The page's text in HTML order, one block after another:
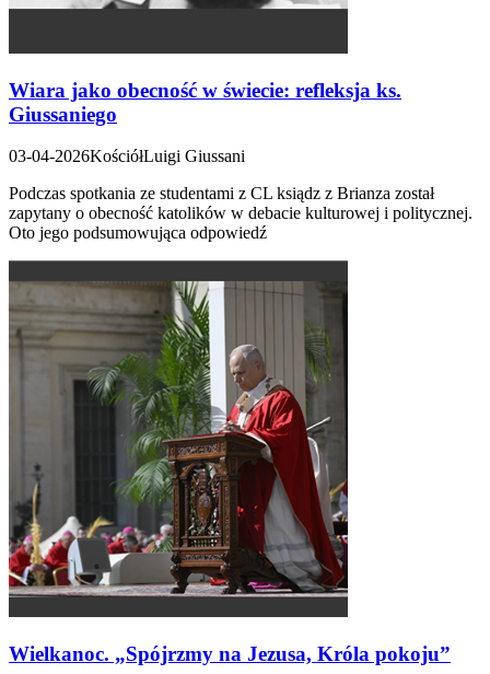
Wiara jako obecność w świecie: refleksja ks.
Giussaniego
03-04-2026KościółLuigi Giussani
Podczas spotkania ze studentami z CL ksiądz z Brianza został
zapytany o obecność katolików w debacie kulturowej i politycznej.
Oto jego podsumowująca odpowiedź
Wielkanoc. „Spójrzmy na Jezusa, Króla pokoju”